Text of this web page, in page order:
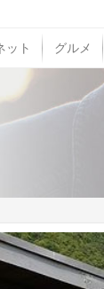
ット グルメ